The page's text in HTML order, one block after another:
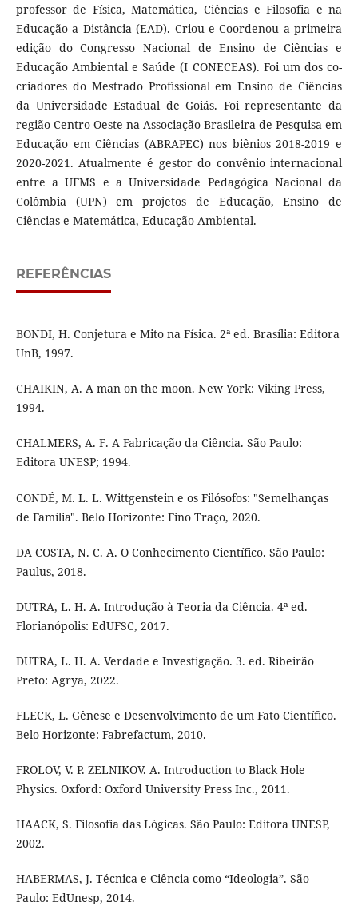
professor de Física, Matemática, Ciências e Filosofia e na
Educação a Distância (EAD). Criou e Coordenou a primeira
edição do Congresso Nacional de Ensino de Ciências e
Educação Ambiental e Saúde (I CONECEAS). Foi um dos co-
criadores do Mestrado Profissional em Ensino de Ciências
da Universidade Estadual de Goiás. Foi representante da
região Centro Oeste na Associação Brasileira de Pesquisa em
Educação em Ciências (ABRAPEC) nos biênios 2018-2019 e
2020-2021. Atualmente é gestor do convênio internacional
entre a UFMS e a Universidade Pedagógica Nacional da
Colômbia (UPN) em projetos de Educação, Ensino de
Ciências e Matemática, Educação Ambiental.
REFERÊNCIAS
BONDI, H. Conjetura e Mito na Física. 2ª ed. Brasília: Editora
UnB, 1997.
CHAIKIN, A. A man on the moon. New York: Viking Press,
1994.
CHALMERS, A. F. A Fabricação da Ciência. São Paulo:
Editora UNESP; 1994.
CONDÉ, M. L. L. Wittgenstein e os Filósofos: "Semelhanças
de Família". Belo Horizonte: Fino Traço, 2020.
DA COSTA, N. C. A. O Conhecimento Científico. São Paulo:
Paulus, 2018.
DUTRA, L. H. A. Introdução à Teoria da Ciência. 4ª ed.
Florianópolis: EdUFSC, 2017.
DUTRA, L. H. A. Verdade e Investigação. 3. ed. Ribeirão
Preto: Agrya, 2022.
FLECK, L. Gênese e Desenvolvimento de um Fato Científico.
Belo Horizonte: Fabrefactum, 2010.
FROLOV, V. P. ZELNIKOV. A. Introduction to Black Hole
Physics. Oxford: Oxford University Press Inc., 2011.
HAACK, S. Filosofia das Lógicas. São Paulo: Editora UNESP,
2002.
HABERMAS, J. Técnica e Ciência como “Ideologia”. São
Paulo: EdUnesp, 2014.